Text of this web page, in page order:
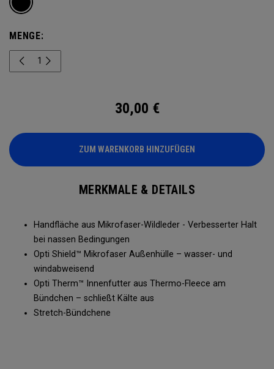
MENGE:
30,00 €
ZUM WARENKORB HINZUFÜGEN
MERKMALE & DETAILS
Handfläche aus Mikrofaser-Wildleder - Verbesserter Halt
bei nassen Bedingungen
Opti Shield™ Mikrofaser Außenhülle – wasser- und
windabweisend
Opti Therm™ Innenfutter aus Thermo-Fleece am
Bündchen – schließt Kälte aus
Stretch-Bündchene​